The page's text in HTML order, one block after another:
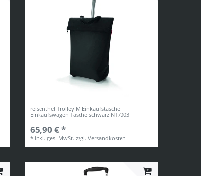
reisenthel Trolley M Einkaufstasche
Einkaufswagen Tasche schwarz NT7003
65,90 € *
* inkl. ges. MwSt. zzgl.Versandkosten